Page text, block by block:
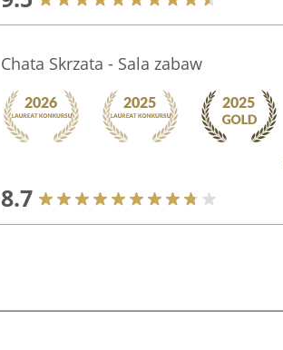
Chata Skrzata - Sala zabaw
8.7